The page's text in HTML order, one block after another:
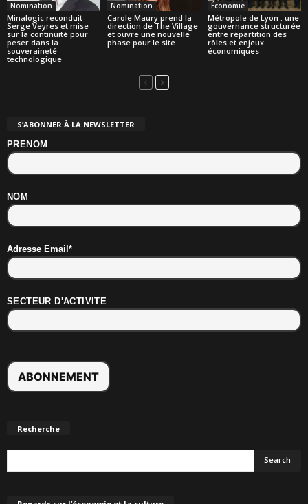
Nomination
Minalogic reconduit
Serge Veyres et mise
sur la continuité pour
peser dans la
souveraineté
technologique
Nomination
Carole Maury prend la
direction de The Village
et ouvre une nouvelle
phase pour le site
Économie
Métropole de Lyon : une
gouvernance structurée
entre répartition des
rôles et enjeux
économiques
S’ABONNER À LA NEWSLETTER
PRENOM
NOM
Adresse Email*
SECTEUR D'ACTIVITE
Recherche